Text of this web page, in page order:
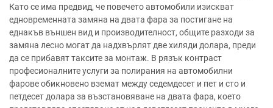
Като се има предвид, че повечето автомобили изискват
едновременната замяна на двата фара за постигане на
еднакъв външен вид и производителност, общите разходи за
замяна лесно могат да надхвърлят две хиляди долара, преди
да се прибавят таксите за монтаж. В рязък контраст
професионалните услуги за полирания на автомобилни
фарове обикновено вземат между седемдесет и пет и сто и
петдесет долара за възстановяване на двата фара, което